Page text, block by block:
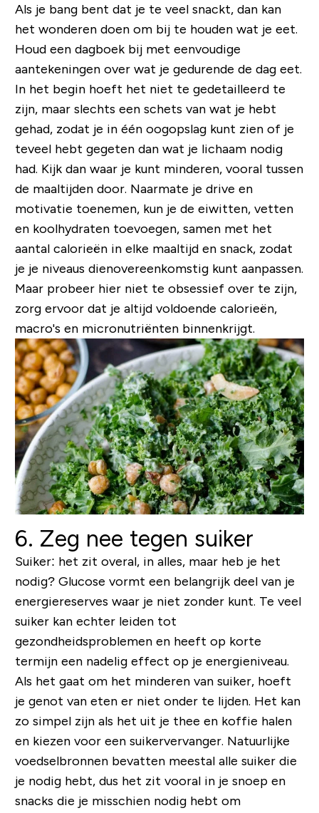
Als je bang bent dat je te veel snackt, dan kan
het wonderen doen om bij te houden wat je eet.
Houd een dagboek bij met eenvoudige
aantekeningen over wat je gedurende de dag eet.
In het begin hoeft het niet te gedetailleerd te
zijn, maar slechts een schets van wat je hebt
gehad, zodat je in één oogopslag kunt zien of je
teveel hebt gegeten dan wat je lichaam nodig
had. Kijk dan waar je kunt minderen, vooral tussen
de maaltijden door. Naarmate je drive en
motivatie toenemen, kun je de eiwitten, vetten
en koolhydraten toevoegen, samen met het
aantal calorieën in elke maaltijd en snack, zodat
je je niveaus dienovereenkomstig kunt aanpassen.
Maar probeer hier niet te obsessief over te zijn,
zorg ervoor dat je altijd voldoende calorieën,
macro's en micronutriënten binnenkrijgt.
6. Zeg nee tegen suiker
Suiker: het zit overal, in alles, maar heb je het
nodig? Glucose vormt een belangrijk deel van je
energiereserves waar je niet zonder kunt. Te veel
suiker kan echter leiden tot
gezondheidsproblemen en heeft op korte
termijn een nadelig effect op je energieniveau.
Als het gaat om het minderen van suiker, hoeft
je genot van eten er niet onder te lijden. Het kan
zo simpel zijn als het uit je thee en koffie halen
en kiezen voor een suikervervanger. Natuurlijke
voedselbronnen bevatten meestal alle suiker die
je nodig hebt, dus het zit vooral in je snoep en
snacks die je misschien nodig hebt om